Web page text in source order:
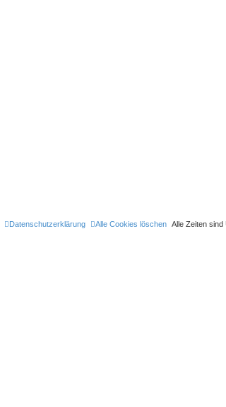
Alle Zeiten sind
Alle Cookies löschen
Datenschutzerklärung